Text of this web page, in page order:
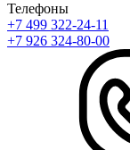
Телефоны
+7 499 322-24-11
+7 926 324-80-00